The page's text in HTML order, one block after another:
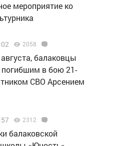
мероприятие ко
2058
балаковцы
погибшим в бою 21-
СВО Арсением
2312
балаковской